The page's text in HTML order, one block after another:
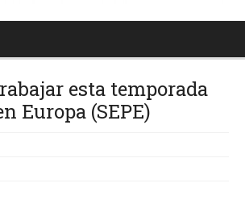
esta temporada
Europa (SEPE)